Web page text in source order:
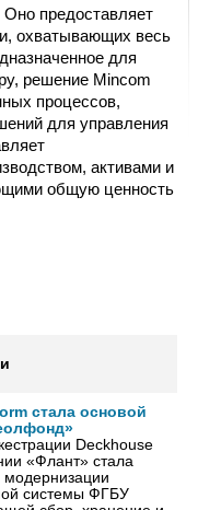
предоставляет
охватывающих весь
для
решение Mincom
процессов,
для управления
активами и
общую ценность
стала основой
Deckhouse
«Флант» стала
модернизации
системы ФГБУ